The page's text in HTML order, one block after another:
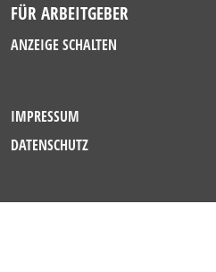
FÜR ARBEITGEBER
ANZEIGE SCHALTEN
IMPRESSUM
DATENSCHUTZ